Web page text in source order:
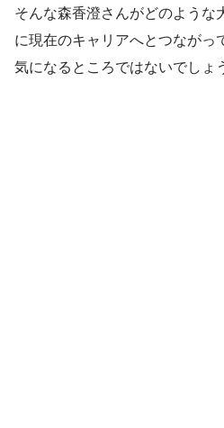
そんな森香澄さんがどのような
に現在のキャリアへとつながっ
気になるところではないでしょ